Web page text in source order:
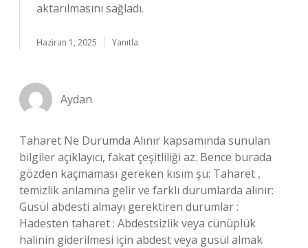
aktarılmasını sağladı.
Haziran 1, 2025 Yanıtla
Aydan
Taharet Ne Durumda Alınır kapsamında sunulan
bilgiler açıklayıcı, fakat çeşitliliği az. Bence burada
gözden kaçmaması gereken kısım şu: Taharet ,
temizlik anlamına gelir ve farklı durumlarda alınır:
Gusül abdesti almayı gerektiren durumlar :
Hadesten taharet : Abdestsizlik veya cünüplük
halinin giderilmesi için abdest veya gusül almak